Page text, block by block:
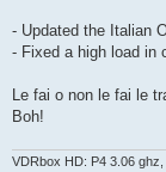
i
o
- Updated the Italian
- Fixed a high load in
Le fai o non le fai le
Boh!
VDRbox HD: P4 3.06